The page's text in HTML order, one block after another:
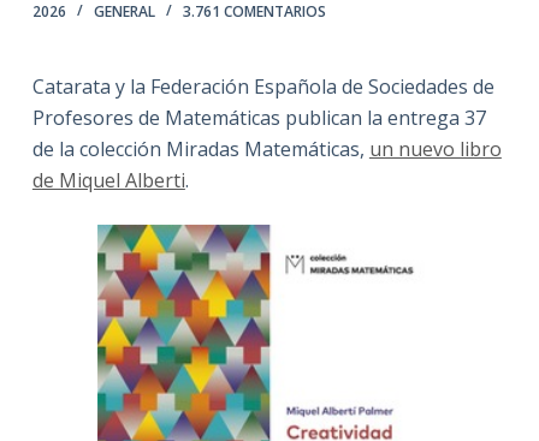
n
d
o
2026
GENERAL 3.761 COMENTARIOS
Catarata y la Federación Española de Sociedades de
Profesores de Matemáticas publican la entrega 37
de la colección Miradas Matemáticas, un nuevo libro
de Miquel Alberti.